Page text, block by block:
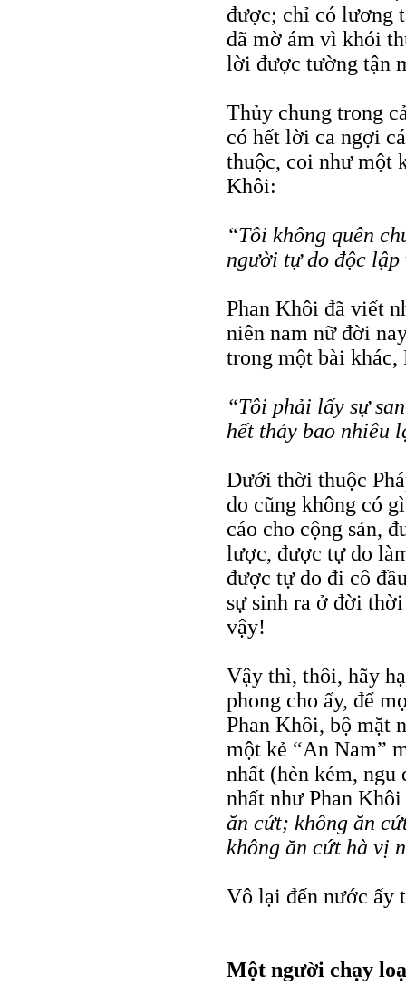
được; chỉ có lương
đã mờ ám vì khói
lời được tường tận
Thủy chung trong
có hết lời ca ngợi
thuộc, coi như một
Khôi:
“Tôi không quên
người tự do độc
Phan Khôi đã viết
niên nam nữ đời
trong một bài
“Tôi phải lấy sự
hết thảy bao nhiêu
Dưới thời thuộc
do cũng không có
cáo cho cộng sản,
lược, được tự do
được tự do đi cô
sự sinh ra ở đời
vậy!
Vậy thì, thôi, hãy
phong cho ấy, để
Phan Khôi, bộ mặt
một kẻ “An Nam”
nhất (hèn kém,
nhất như Phan
ăn cứt; không ăn
không ăn cứt hà vị
Vô lại đến nước ấy
Một người chạy